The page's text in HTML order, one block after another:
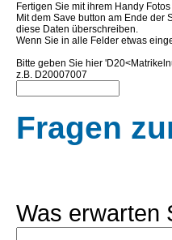
Fertigen Sie mit ihrem Handy
Mit dem Save button am Ende
diese Daten überschreiben.
Wenn Sie in alle Felder etwas
Bitte geben Sie hier
z.B. D20007007
Fragen
Was erwarten